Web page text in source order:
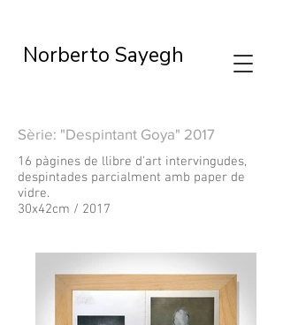
Norberto Sayegh
Sèrie: "Despintant Goya" 2017
16 pàgines de llibre d'art intervingudes,
despintades parcialment amb paper de
vidre.
30x42cm / 2017